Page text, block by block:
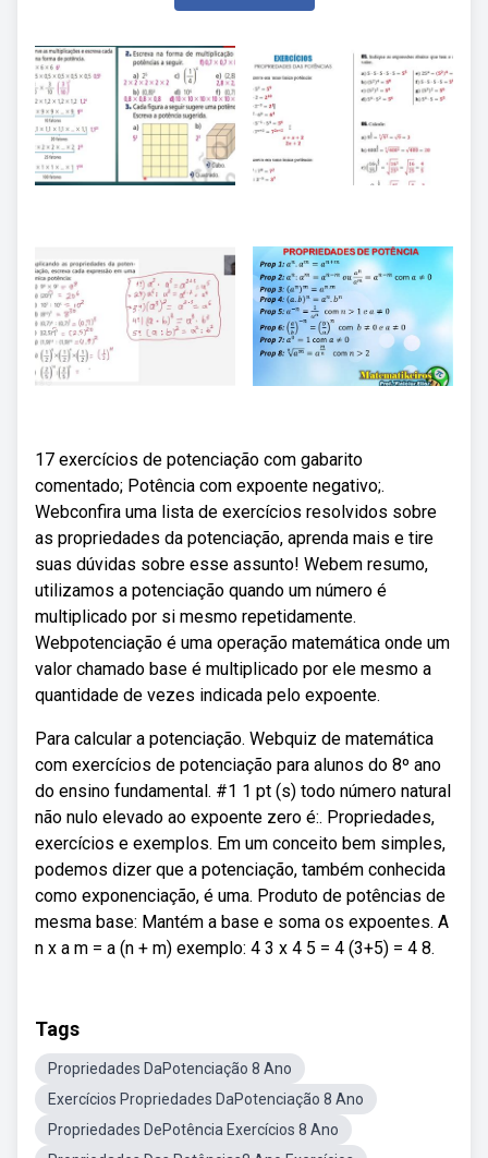
17 exercícios de potenciação com gabarito
comentado; Potência com expoente negativo;.
Webconfira uma lista de exercícios resolvidos sobre
as propriedades da potenciação, aprenda mais e tire
suas dúvidas sobre esse assunto! Webem resumo,
utilizamos a potenciação quando um número é
multiplicado por si mesmo repetidamente.
Webpotenciação é uma operação matemática onde um
valor chamado base é multiplicado por ele mesmo a
quantidade de vezes indicada pelo expoente.
Para calcular a potenciação. Webquiz de matemática
com exercícios de potenciação para alunos do 8º ano
do ensino fundamental. #1 1 pt (s) todo número natural
não nulo elevado ao expoente zero é:. Propriedades,
exercícios e exemplos. Em um conceito bem simples,
podemos dizer que a potenciação, também conhecida
como exponenciação, é uma. Produto de potências de
mesma base: Mantém a base e soma os expoentes. A
n x a m = a (n + m) exemplo: 4 3 x 4 5 = 4 (3+5) = 4 8.
Tags
Propriedades DaPotenciação 8 Ano
Exercícios Propriedades DaPotenciação 8 Ano
Propriedades DePotência Exercícios 8 Ano